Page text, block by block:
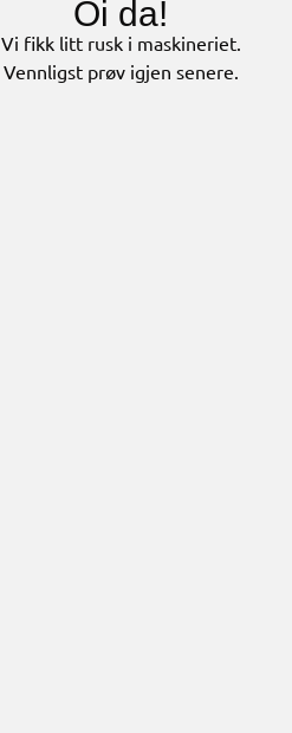
Oi da!
Vi fikk litt rusk i maskineriet.
Vennligst prøv igjen senere.